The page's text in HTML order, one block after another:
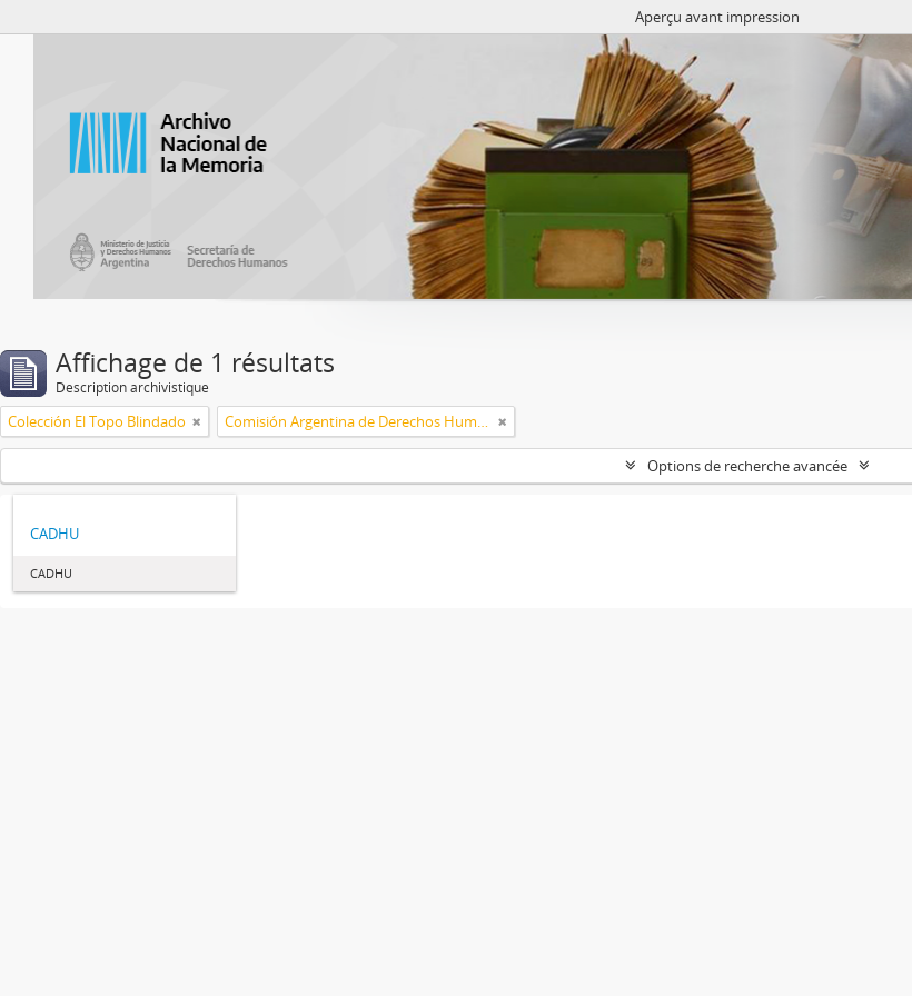
Aperçu avant impression
Affichage de 1 résultats
Description archivistique
Colección El Topo Blindado
Options de recherche avancée
CADHU
CADHU